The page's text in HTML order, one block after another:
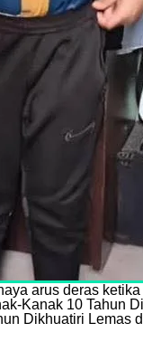
arus deras
Kanak 10 Tahun
Dikhuatiri Lemas